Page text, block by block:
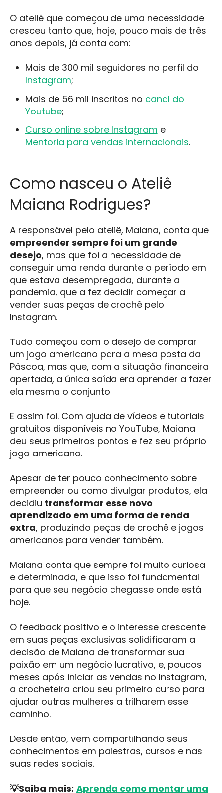
O ateliê que começou de uma necessidade
cresceu tanto que, hoje, pouco mais de três
anos depois, já conta com:
Mais de 300 mil seguidores no perfil do
Instagram;
Mais de 56 mil inscritos no canal do
Youtube;
Curso online sobre Instagram e
Mentoria para vendas internacionais.
Como nasceu o Ateliê
Maiana Rodrigues?
A responsável pelo ateliê, Maiana, conta que
empreender sempre foi um grande
desejo, mas que foi a necessidade de
conseguir uma renda durante o período em
que estava desempregada, durante a
pandemia, que a fez decidir começar a
vender suas peças de crochê pelo
Instagram.
Tudo começou com o desejo de comprar
um jogo americano para a mesa posta da
Páscoa, mas que, com a situação financeira
apertada, a única saída era aprender a fazer
ela mesma o conjunto.
E assim foi. Com ajuda de vídeos e tutoriais
gratuitos disponíveis no YouTube, Maiana
deu seus primeiros pontos e fez seu próprio
jogo americano.
Apesar de ter pouco conhecimento sobre
empreender ou como divulgar produtos, ela
decidiu transformar esse novo
aprendizado em uma forma de renda
extra, produzindo peças de crochê e jogos
americanos para vender também.
Maiana conta que sempre foi muito curiosa
e determinada, e que isso foi fundamental
para que seu negócio chegasse onde está
hoje.
O feedback positivo e o interesse crescente
em suas peças exclusivas solidificaram a
decisão de Maiana de transformar sua
paixão em um negócio lucrativo, e, poucos
meses após iniciar as vendas no Instagram,
a crocheteira criou seu primeiro curso para
ajudar outras mulheres a trilharem esse
caminho.
Desde então, vem compartilhando seus
conhecimentos em palestras, cursos e nas
suas redes sociais.
💡Saiba mais: Aprenda como montar uma